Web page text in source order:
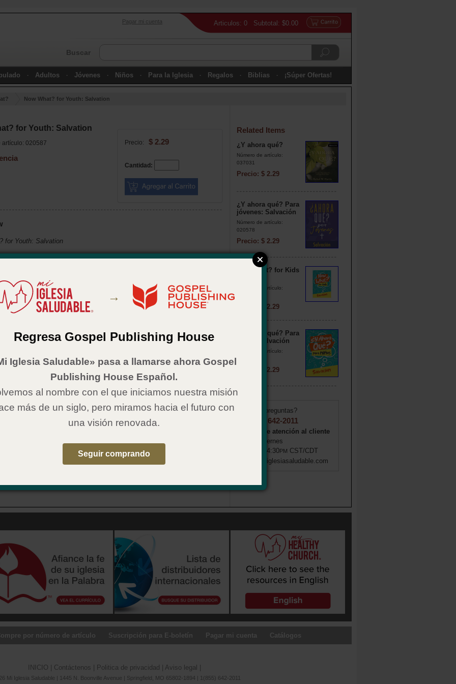
Articulos: 0 Subtotal: $0.00
Pagar mi cuenta
Buscar
Adultos Jóvenes Niños Para la Iglesia Regalos Biblias ¡Súper Ofertas!
Now What? for Youth: Salvation
for Youth: Salvation
artículo: 020587 Precio: $ 2.29
Cantidad:
for Youth: Salvation
who get saved at your church understand what comes next.
a style that connects with youth, this booklet walks students through the
salvation decision and answers common questions about the spiritual
follows. Features Bible readings, study questions, and memory verses to
connect to God now, and for a lifetime to come.
Gospel Publishing House
in Spanish
Para jóvenes: Salvación
Related Items
¿Y ahora qué?
Número de artículo:
037031
Precio: $ 2.29
¿Y ahora qué? Para
jóvenes: Salvación
Número de artículo:
020578
Precio: $ 2.29
Now What? for Kids
Número de artículo:
Precio: $ 2.29
¿Y ahora qué? Para
niños: Salvación
Número de artículo:
Precio: $ 2.29
¿Tiene preguntas?
1 (855) 642-2011
Horas de atención al cliente
lunes–viernes
–4:30PM CST/CDT
info@miiglesiasaludable.com
por número de artículo Suscripción para E-boletín Pagar mi cuenta Catálogos
INICIO | Contáctenos | Politica de privacidad | Aviso legal |
Mi Iglesia Saludable | 1445 N. Boonville Avenue | Springfield, MO 65802-1894 | 1(855) 642-2011
→
Regresa Gospel Publishing House
Iglesia Saludable» pasa a llamarse ahora Gospel
Publishing House Español.
al nombre con el que iniciamos nuestra misión
más de un siglo, pero miramos hacia el futuro con
una visión renovada.
Seguir comprando